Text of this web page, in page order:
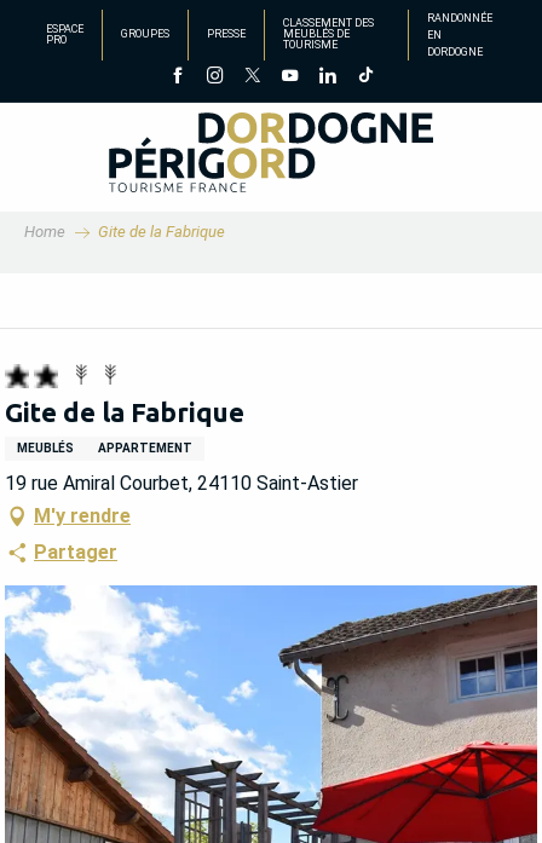
principal
ESPACE
PRO
GROUPES PRESSE
CLASSEMENT DES
MEUBLÉS DE
TOURISME
RANDONNÉE
EN
DORDOGNE
Home Gite de la Fabrique
Gite de la Fabrique
MEUBLÉS APPARTEMENT
19 rue Amiral Courbet, 24110 Saint-Astier
M'y rendre
Partager